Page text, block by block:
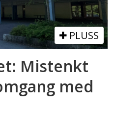
PLUSS
Mistenkt
med